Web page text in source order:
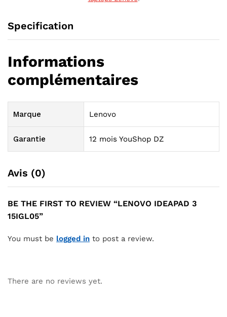
Specification
Informations
complémentaires
Marque Lenovo
Garantie 12 mois YouShop DZ
Avis (0)
BE THE FIRST TO REVIEW “LENOVO IDEAPAD 3
15IGL05”
You must be logged in to post a review.
There are no reviews yet.